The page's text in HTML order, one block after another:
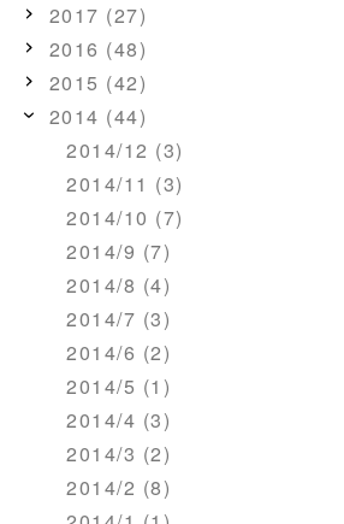
2017 (27)
2016 (48)
2015 (42)
2014 (44)
2014/12 (3)
2014/11 (3)
2014/10 (7)
2014/9 (7)
2014/8 (4)
2014/7 (3)
2014/6 (2)
2014/5 (1)
2014/4 (3)
2014/3 (2)
2014/2 (8)